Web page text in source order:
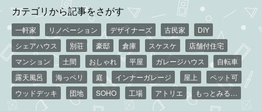
カテゴリから記事をさがす
一軒家 リノベーション デザイナーズ 古民家
DIY
シェアハウス
別荘 豪邸 倉庫 スケスケ
店舗付住宅
マンション
土間 おしゃれ 平屋 ガレージハウス
自転車
露天風呂
海っペリ 庭 インナーガレージ 屋上
ペット可
ウッドデッキ
団地 SOHO 工場 アトリエ もっとみる…